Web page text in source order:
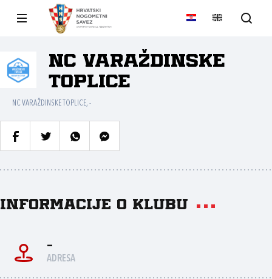
NC VARAŽDINSKE
TOPLICE
NC VARAŽDINSKE TOPLICE, -
Informacije o klubu
-
ADRESA